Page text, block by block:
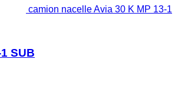
camion nacelle Avia 30 K MP 13-1
SUB